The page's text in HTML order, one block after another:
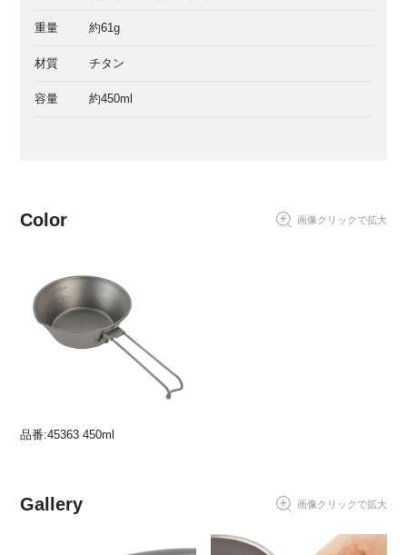
重量 約61g
材質 チタン
容量 約450ml
Color 画像クリックで拡大
品番:45363 450ml
Gallery 画像クリックで拡大